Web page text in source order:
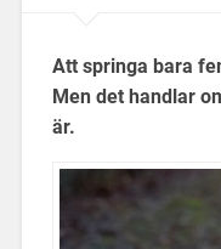
Att springa bara
Men det handlar
är.